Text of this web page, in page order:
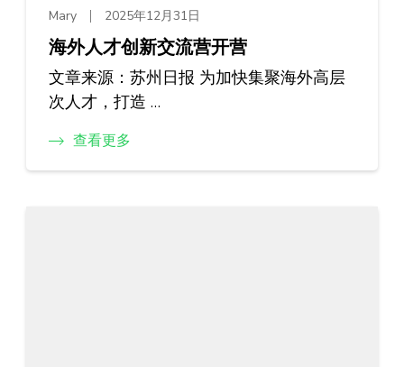
Mary 2025年12月31日
海外人才创新交流营开营
文章来源：苏州日报 为加快集聚海外高层
次人才，打造 …
查看更多